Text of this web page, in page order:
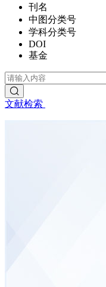
刊名
中图分类号
学科分类号
DOI
基金
文献检索